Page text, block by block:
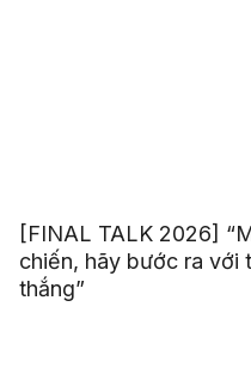
[FINAL TALK 2026]
chiến, hãy bước ra với
thắng”